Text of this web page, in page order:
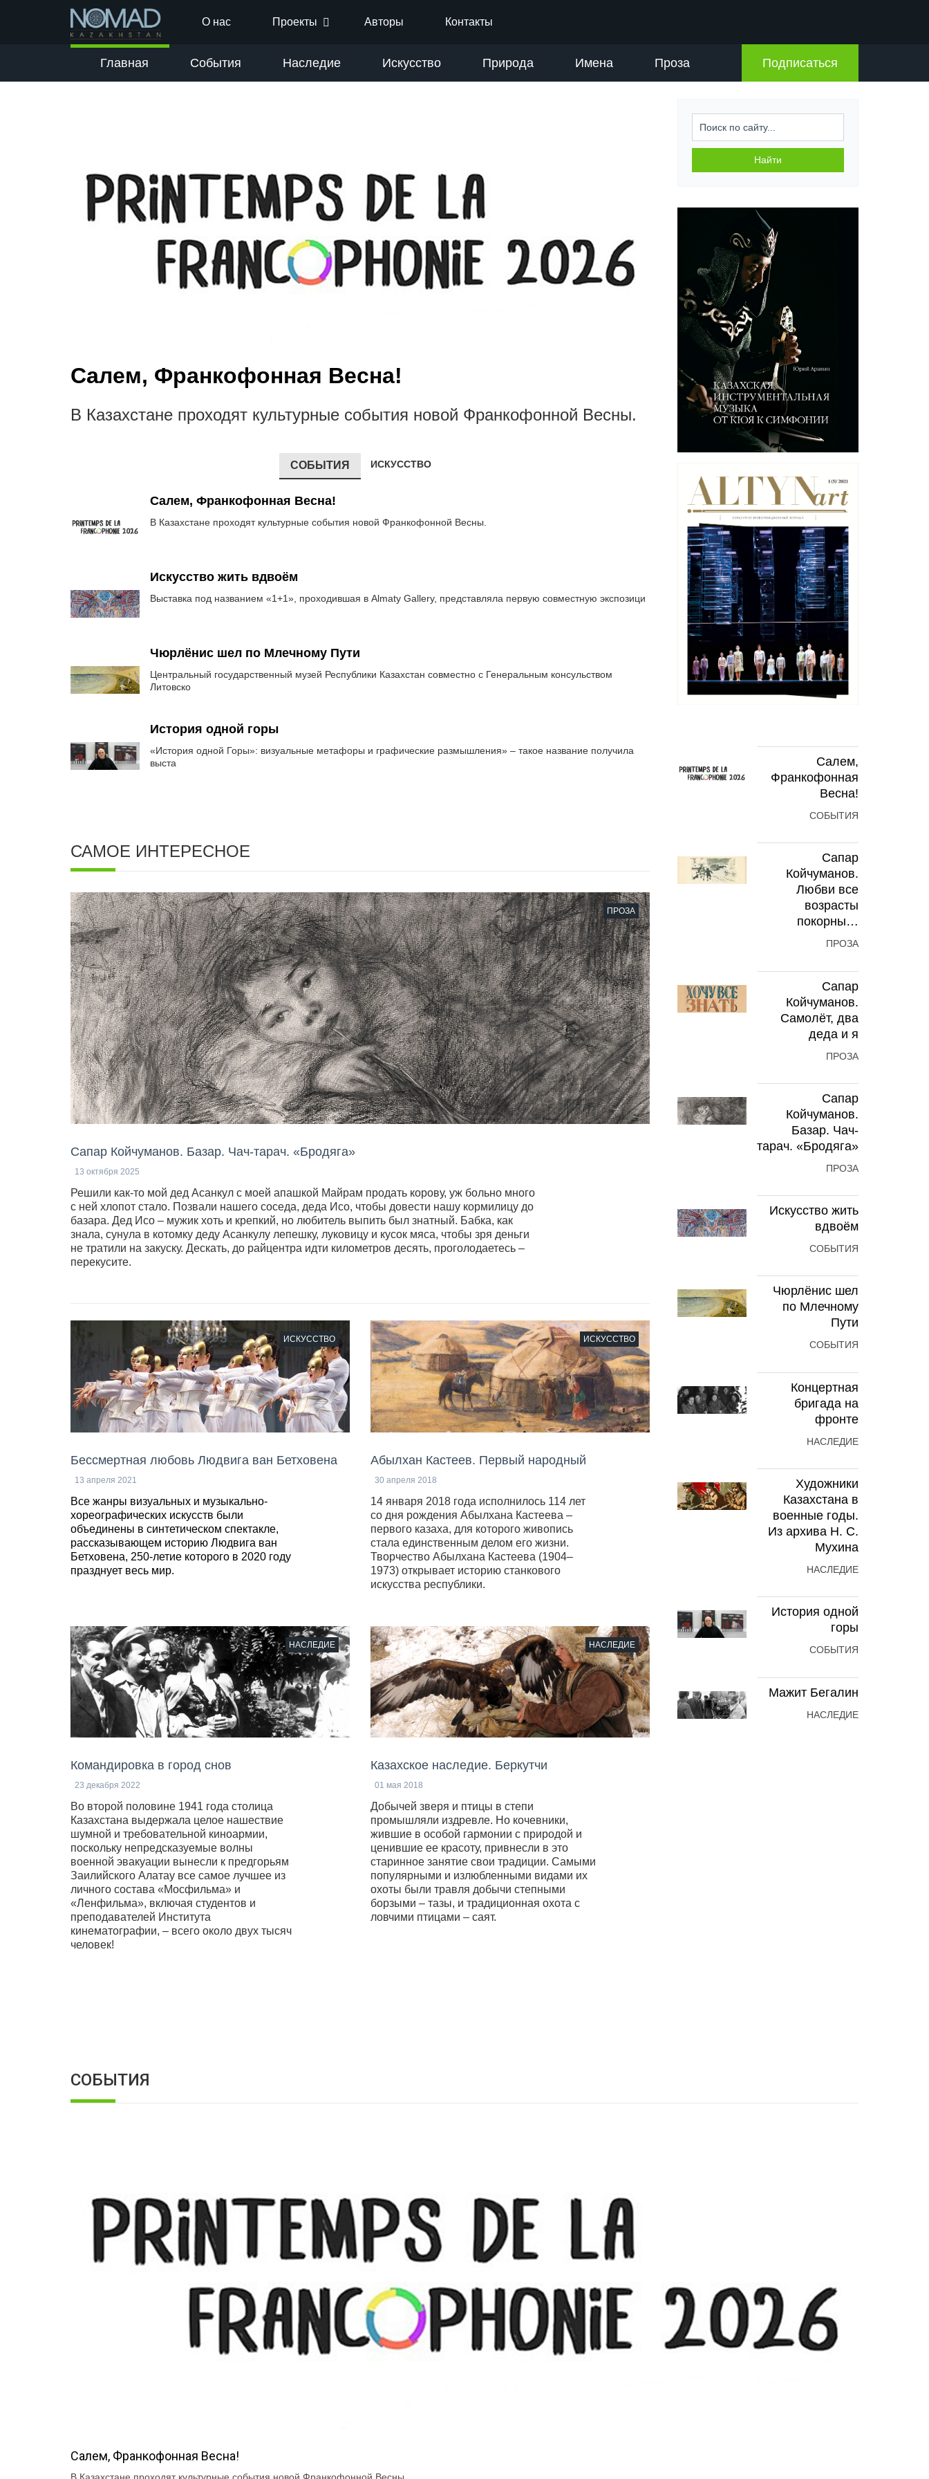
О нас Проекты Авторы Контакты
Главная События Наследие Искусство Природа Имена Проза Подписаться
Салем, Франкофонная Весна!
В Казахстане проходят культурные события новой Франкофонной Весны.
СОБЫТИЯ ИСКУССТВО
Салем, Франкофонная Весна!
В Казахстане проходят культурные события новой Франкофонной Весны.
Искусство жить вдвоём
Выставка под названием «1+1», проходившая в Almaty Gallery, представляла первую совместную экспозици
Чюрлёнис шел по Млечному Пути
Центральный государственный музей Республики Казахстан совместно с Генеральным консульством
Литовско
История одной горы
«История одной Горы»: визуальные метафоры и графические размышления» – такое название получила
выста
САМОЕ ИНТЕРЕСНОЕ
Сапар Койчуманов. Базар. Чач-тарач. «Бродяга»
ПРОЗА
13 октября 2025
Решили как-то мой дед Асанкул с моей апашкой Майрам продать корову, уж больно много
с ней хлопот стало. Позвали нашего соседа, деда Исо, чтобы довести нашу кормилицу до
базара. Дед Исо – мужик хоть и крепкий, но любитель выпить был знатный. Бабка, как
знала, сунула в котомку деду Асанкулу лепешку, луковицу и кусок мяса, чтобы зря деньги
не тратили на закуску. Дескать, до райцентра идти километров десять, проголодаетесь –
перекусите.
Бессмертная любовь Людвига ван Бетховена
ИСКУССТВО
13 апреля 2021
Все жанры визуальных и музыкально-
хореографических искусств были
объединены в синтетическом спектакле,
рассказывающем историю Людвига ван
Бетховена, 250-летие которого в 2020 году
празднует весь мир.
Абылхан Кастеев. Первый народный
ИСКУССТВО
30 апреля 2018
14 января 2018 года исполнилось 114 лет
со дня рождения Абылхана Кастеева –
первого казаха, для которого живопись
стала единственным делом его жизни.
Творчество Абылхана Кастеева (1904–
1973) открывает историю станкового
искусства республики.
Командировка в город снов
НАСЛЕДИЕ
23 декабря 2022
Во второй половине 1941 года столица
Казахстана выдержала целое нашествие
шумной и требовательной киноармии,
поскольку непредсказуемые волны
военной эвакуации вынесли к предгорьям
Заилийского Алатау все самое лучшее из
личного состава «Мосфильма» и
«Ленфильма», включая студентов и
преподавателей Института
кинематографии, – всего около двух тысяч
человек!
Казахское наследие. Беркутчи
НАСЛЕДИЕ
01 мая 2018
Добычей зверя и птицы в степи
промышляли издревле. Но кочевники,
жившие в особой гармонии с природой и
ценившие ее красоту, привнесли в это
старинное занятие свои традиции. Самыми
популярными и излюбленными видами их
охоты были травля добычи степными
борзыми – тазы, и традиционная охота с
ловчими птицами – саят.
Найти
Салем,
Франкофонная
Весна!
СОБЫТИЯ
Сапар
Койчуманов.
Любви все
возрасты
покорны…
ПРОЗА
Сапар
Койчуманов.
Самолёт, два
деда и я
ПРОЗА
Сапар
Койчуманов.
Базар. Чач-
тарач. «Бродяга»
ПРОЗА
Искусство жить
вдвоём
СОБЫТИЯ
Чюрлёнис шел
по Млечному
Пути
СОБЫТИЯ
Концертная
бригада на
фронте
НАСЛЕДИЕ
Художники
Казахстана в
военные годы.
Из архива Н. С.
Мухина
НАСЛЕДИЕ
История одной
горы
СОБЫТИЯ
Мажит Бегалин
НАСЛЕДИЕ
СОБЫТИЯ
Салем, Франкофонная Весна!